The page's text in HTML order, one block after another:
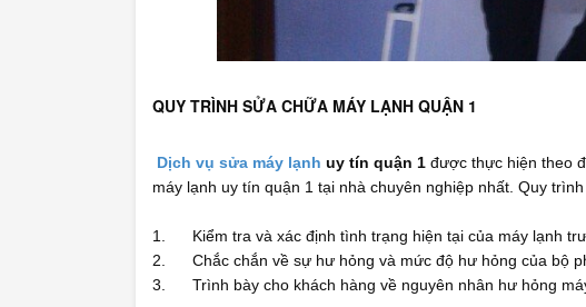
QUY TRÌNH SỬA CHỮA MÁY LẠNH QUẬN 1
Dịch vụ sửa máy lạnh uy tín quận 1 được thực hiện theo
máy lạnh uy tín quận 1 tại nhà chuyên nghiệp nhất. Quy
1. Kiểm tra và xác định tình trạng hiện tại của máy lạnh
2. Chắc chắn về sự hư hỏng và mức độ hư hỏng của bộ
3. Trình bày cho khách hàng về nguyên nhân hư hỏng